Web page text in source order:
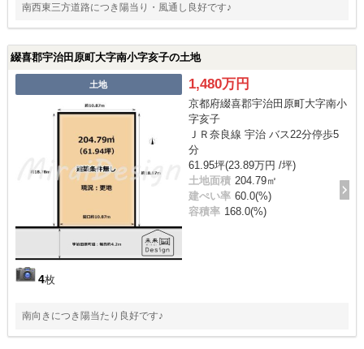
南西東三方道路につき陽当り・風通し良好です♪
綴喜郡宇治田原町大字南小字亥子の土地
土地
4枚
1,480万円
京都府綴喜郡宇治田原町大字南小
字亥子
ＪＲ奈良線 宇治 バス22分停歩5
分
61.95坪(23.89万円 /坪)
土地面積 204.79㎡
建ぺい率 60.0(%)
容積率 168.0(%)
南向きにつき陽当たり良好です♪